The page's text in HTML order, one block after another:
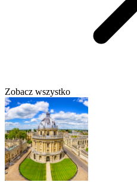
Zobacz wszystko